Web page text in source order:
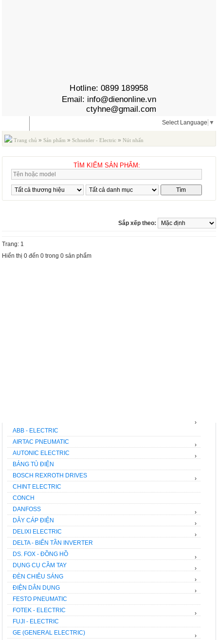
Hotline:0899 189958
Email: info@dienonline.vn
ctyhne@gmail.com
Trang chủ »Sản phẩm »Schneider - Electric »Nút nhấn
-Đèn báo -Công tắc xoay
Select Language ▼
TÌM KIẾM SẢN PHẨM:
Sắp xếp theo:
Trang: 1
Hiển thị 0 đến 0 trong 0 sản phẩm
ABB - ELECTRIC
›
AIRTAC PNEUMATIC
AUTONIC ELECTRIC
›
BẢNG TỦ ĐIỆN
›
BOSCH REXROTH DRIVES
CHINT ELECTRIC
›
CONCH
DANFOSS
DÂY CÁP ĐIỆN
›
DELIXI ELECTRIC
›
DELTA - BIẾN TẦN INVERTER
›
DS. FOX - ĐỒNG HỒ
DỤNG CỤ CẦM TAY
›
ĐÈN CHIÊU SÁNG
›
ĐIỆN DÂN DỤNG
›
FESTO PNEUMATIC
›
FOTEK - ELECTRIC
FUJI - ELECTRIC
›
GE (GENERAL ELECTRIC)
›